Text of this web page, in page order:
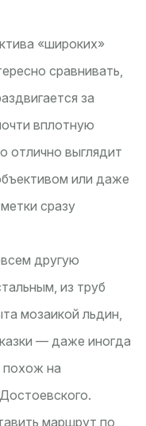
«широких»
сравнивать,
за
вплотную
отлично выглядит
или даже
сразу
другую
из труб
мозаикой льдин,
— даже иногда
похож на
маршрут по